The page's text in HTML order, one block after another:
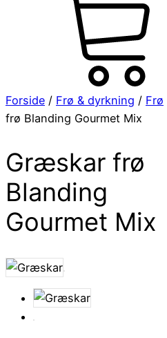
Forside / Frø & dyrkning / Frø
frø Blanding Gourmet Mix
Græskar frø
Blanding
Gourmet Mix